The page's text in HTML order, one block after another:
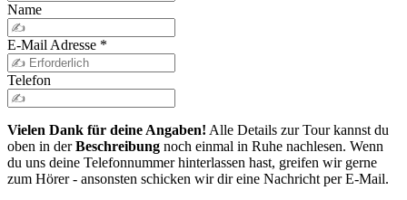
Name
E-Mail Adresse *
Telefon
Vielen Dank für deine Angaben! Alle Details zur Tour kannst du
oben in derBeschreibung noch einmal in Ruhe nachlesen. Wenn
du uns deine Telefonnummer hinterlassen hast, greifen wir gerne
zum Hörer - ansonsten schicken wir dir eine Nachricht per E-Mail.